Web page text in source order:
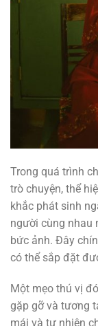
Trong quá trình
trò chuyện, thể
khắc phát sinh
người cùng nhau
bức ảnh. Đây
có thể sắp đặt
Một mẹo thú vị
gặp gỡ và tương
mái và tự nhiên